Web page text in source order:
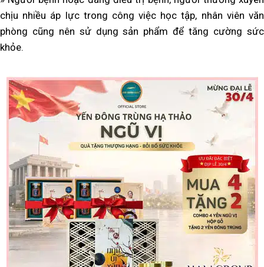
chịu nhiều áp lực trong công việc học tập, nhân viên văn
phòng cũng nên sử dụng sản phẩm để tăng cường sức
khỏe.